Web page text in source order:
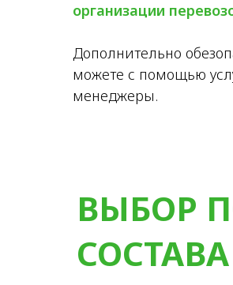
организации
Дополнительно
можете с помощью
менеджеры.
ВЫБОР